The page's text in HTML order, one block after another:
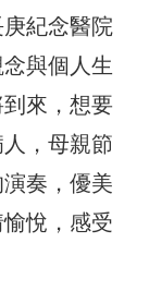
紀念醫院
與個人生
來，想要
，母親節
奏，優美
悅，感受